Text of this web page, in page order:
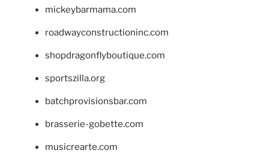
mickeybarmama.com
roadwayconstructioninc.com
shopdragonflyboutique.com
sportszilla.org
batchprovisionsbar.com
brasserie-gobette.com
musicrearte.com